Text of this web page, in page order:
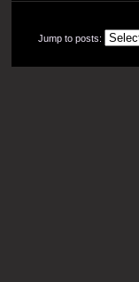
Jump to posts: